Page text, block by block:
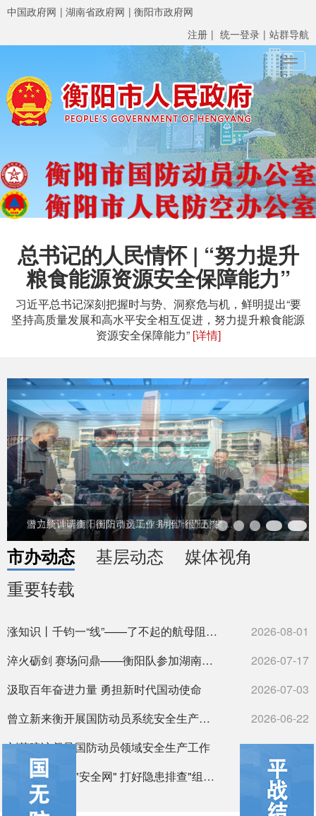
中国政府网 湖南省政府网
衡阳市政府网
注册
统一登录 站群导航
总书记的人民情怀 | “努力提升
粮食能源资源安全保障能力”
习近平总书记深刻把握时与势、洞察危与机，鲜明提出“要
坚持高质量发展和高水平安全相互促进，努力提升粮食能源
资源安全保障能力” [详情]
曾立新调研衡阳国防动员工作 助推"十五五"良...
汲取百年奋进力量 勇担新时代国动使命
实干担当开新局 争先创优谱新篇——2026年...
绷紧防汛之弦 筑牢安全防线——市国动办召开调...
潜力统计调查丨衡阳市这场业务培训很"硬核"
曾立新调研衡阳国防动员工作 助推"十五五"良...
市办动态 基层动态
媒体视角
重要转载
涨知识丨千钧一“线”——了不起的航母阻拦索
2026-08-01
淬火砺剑 赛场问鼎——衡阳队参加湖南省系统专业技能练兵比武夺...
2026-07-17
汲取百年奋进力量 勇担新时代国动使命
2026-07-03
曾立新来衡开展国防动员系统安全生产检查
2026-06-22
刘英暗访督导国防动员领域安全生产工作
2026-06-08
织密人防设施"安全网" 打好隐患排查"组合拳"——衡阳市国防...
2026-05-25